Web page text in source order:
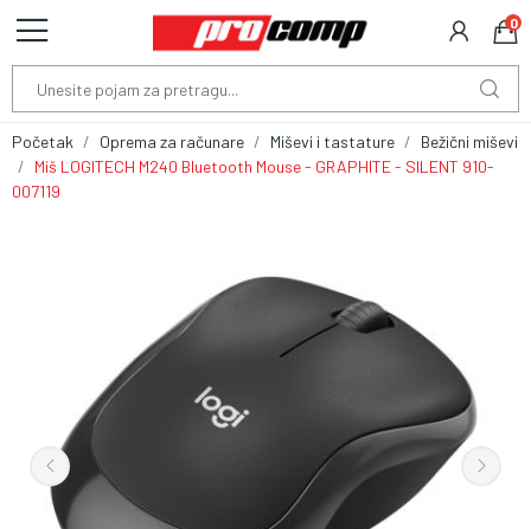
0
Početak Oprema za računare Miševi i tastature
Bežični miševi
Miš LOGITECH M240 Bluetooth Mouse - GRAPHITE - SILENT 910-
007119